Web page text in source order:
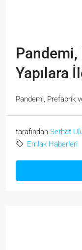
Yapılara
Pandemi, Prefabrik
tarafından Serhat
Emlak Haberleri